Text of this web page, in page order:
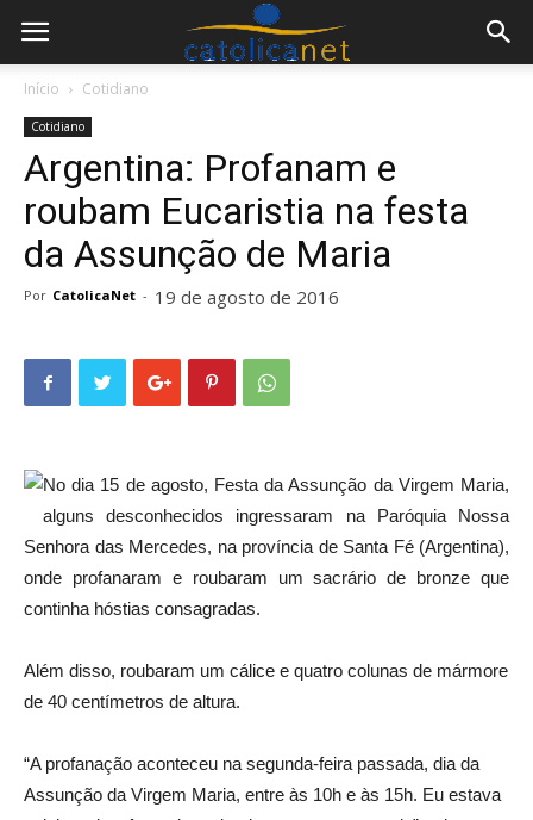
Início Cotidiano
Cotidiano
Argentina: Profanam e
roubam Eucaristia na festa
da Assunção de Maria
Por CatolicaNet - 19 de agosto de 2016
No dia 15 de agosto, Festa da Assunção da Virgem Maria,
alguns desconhecidos ingressaram na Paróquia Nossa
Senhora das Mercedes, na província de Santa Fé (Argentina),
onde profanaram e roubaram um sacrário de bronze que
continha hóstias consagradas.
Além disso, roubaram um cálice e quatro colunas de mármore
de 40 centímetros de altura.
“A profanação aconteceu na segunda-feira passada, dia da
Assunção da Virgem Maria, entre às 10h e às 15h. Eu estava